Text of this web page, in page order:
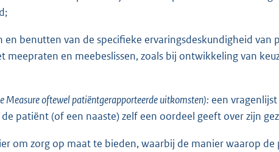
en benutten van de specifieke ervaringsdeskundigheid van
meepraten en meebeslissen, zoals bij ontwikkeling van
Measure oftewel patiëntgerapporteerde uitkomsten): een
patiënt (of een naaste) zelf een oordeel geeft over zijn
om zorg op maat te bieden, waarbij de manier waarop